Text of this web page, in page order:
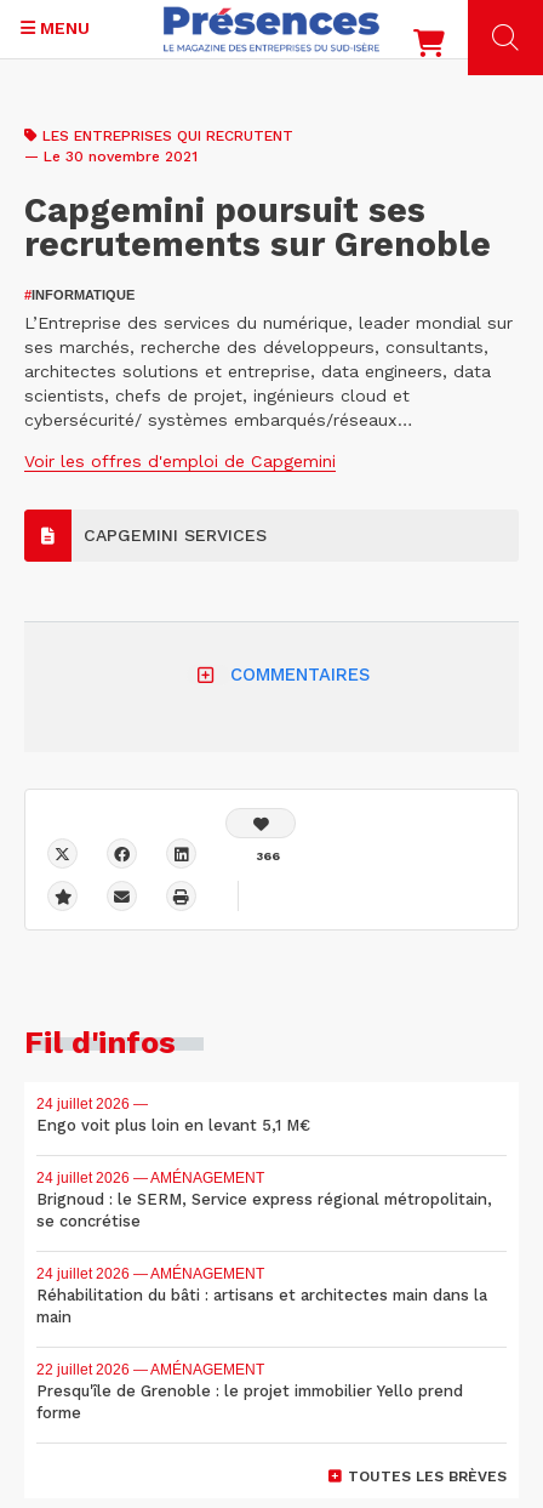
contenu
MENU
LES ENTREPRISES QUI RECRUTENT
— Le 30 novembre 2021
Capgemini poursuit ses
recrutements sur Grenoble
#INFORMATIQUE
L’Entreprise des services du numérique, leader mondial sur
ses marchés, recherche des développeurs, consultants,
architectes solutions et entreprise, data engineers, data
scientists, chefs de projet, ingénieurs cloud et
cybersécurité/ systèmes embarqués/réseaux…
Voir les offres d'emploi de Capgemini
CAPGEMINI SERVICES
COMMENTAIRES
366
Fil d'infos
24 juillet 2026 —
Engo voit plus loin en levant 5,1 M€
24 juillet 2026 — AMÉNAGEMENT
Brignoud : le SERM, Service express régional métropolitain,
se concrétise
24 juillet 2026 — AMÉNAGEMENT
Réhabilitation du bâti : artisans et architectes main dans la
main
22 juillet 2026 — AMÉNAGEMENT
Presqu'île de Grenoble : le projet immobilier Yello prend
forme
TOUTES LES BRÈVES